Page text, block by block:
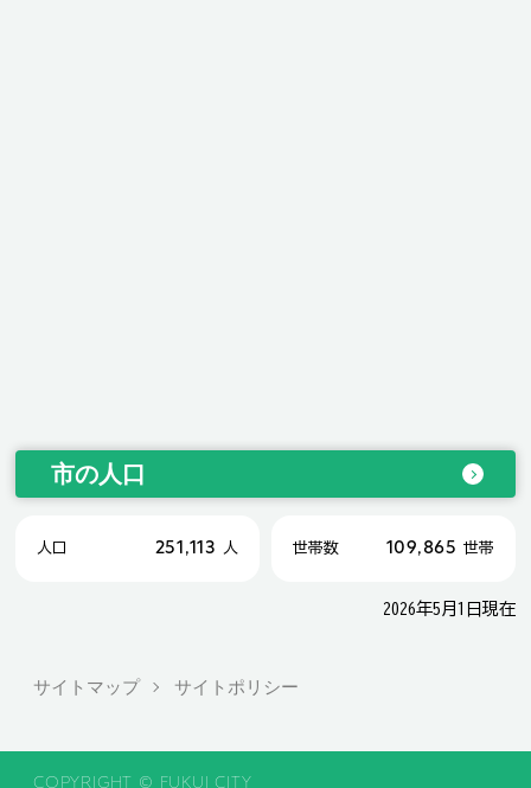
市の人口
人口 251,113 人 世帯数 109,865 世帯
2026年5月1日現在
サイトマップ サイトポリシー
COPYRIGHT © FUKUI CITY